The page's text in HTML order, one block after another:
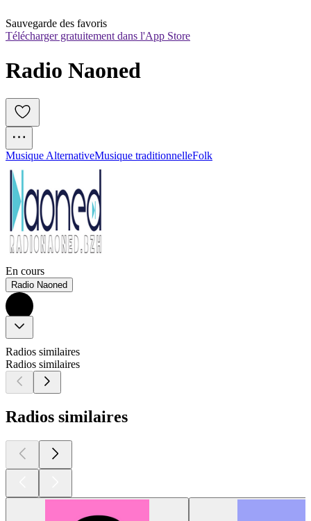
Sauvegarde des favoris
Télécharger gratuitement dans l'App Store
Radio Naoned
Musique AlternativeMusique traditionnelleFolk
En cours
Radio Naoned
Radios similaires
Radios similaires
Radios similaires